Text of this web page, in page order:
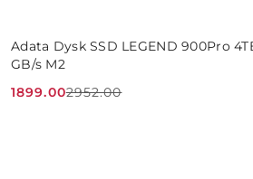
Adata Dysk SSD LEGEND 900Pro
GB/s M2
Cena
1899.00
Cena
2952.00